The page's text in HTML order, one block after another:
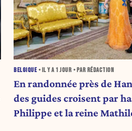
BELGIQUE • IL Y A 1 JOUR • PAR RÉDACTION
En randonnée près de
des guides croisent par hasard le roi
Philippe et la reine